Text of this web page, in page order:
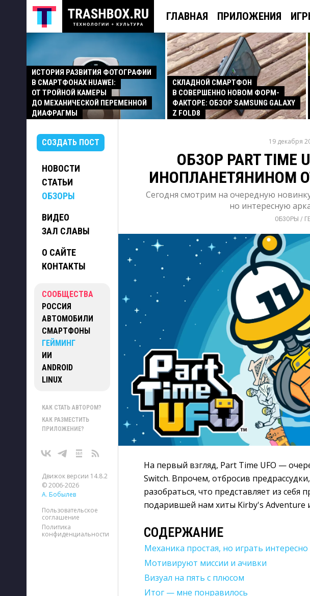
ГЛАВНАЯ ПРИЛОЖЕНИЯ
ИСТОРИЯ РАЗВИТИЯ ФОТОГРАФИИ
В СМАРТФОНАХ HUAWEI:
ОТ ТРОЙНОЙ КАМЕРЫ
ДО МЕХАНИЧЕСКОЙ ПЕРЕМЕННОЙ
ДИАФРАГМЫ
СКЛАДНОЙ СМАРТФОН
В СОВЕРШЕННО НОВОМ ФОРМ-
ФАКТОРЕ: ОБЗОР SAMSUNG GALAXY
Z FOLD8
СОЗДАТЬ ПОСТ
НОВОСТИ
СТАТЬИ
ОБЗОРЫ
ВИДЕО
ЗАЛ СЛАВЫ
О САЙТЕ
КОНТАКТЫ
СООБЩЕСТВА
РОССИЯ
АВТОМОБИЛИ
СМАРТФОНЫ
ГЕЙМИНГ
ИИ
ANDROID
LINUX
КАК СТАТЬ АВТОРОМ?
КАК РАЗМЕСТИТЬ
ПРИЛОЖЕНИЕ?
Движок версии 14.8.2
© 2006-2026
А. Бобылев
Пользовательское
соглашение
Политика
конфиденциальности
19 декабря
ОБЗОР PART TIME
ИНОПЛАНЕТЯНИНОМ
Сегодня смотрим на очередную
но интересную
ОБЗОРЫ /
На первый взгляд, Part Time UFO —
Switch. Впрочем, отбросив
разобраться, что представляет из себя
подарившей нам хиты Kirby's Adventure
СОДЕРЖАНИЕ
Механика простая, но играть интересно
Мотивируют миссии и ачивки
Визуал на пять с плюсом
Итог — мне понравилось